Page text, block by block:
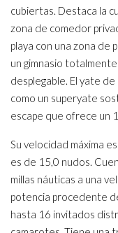
cubiertas. Destaca la
zona de comedor
playa con una zona de
un gimnasio
desplegable. El yate
como un superyate
escape que ofrece un
Su velocidad máxima
es de 15,0 nudos.
millas náuticas a una
potencia procedente
hasta 16 invitados